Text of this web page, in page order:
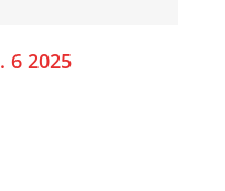
6 2025